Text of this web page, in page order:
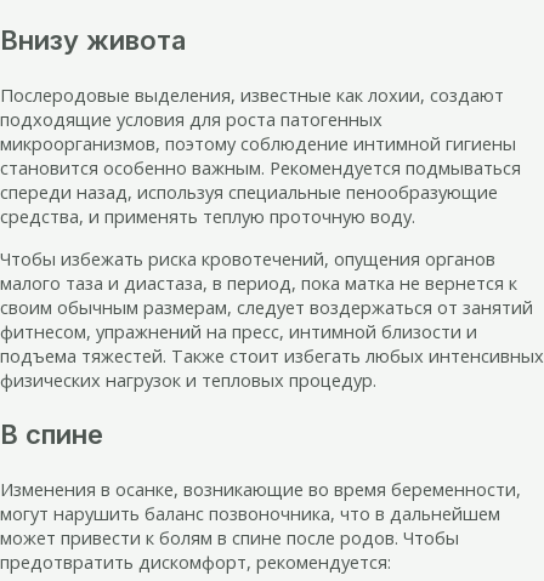
Внизу живота
Послеродовые выделения, известные как лохии, создают
подходящие условия для роста патогенных
микроорганизмов, поэтому соблюдение интимной гигиены
становится особенно важным. Рекомендуется подмываться
спереди назад, используя специальные пенообразующие
средства, и применять теплую проточную воду.
Чтобы избежать риска кровотечений, опущения органов
малого таза и диастаза, в период, пока матка не вернется к
своим обычным размерам, следует воздержаться от занятий
фитнесом, упражнений на пресс, интимной близости и
подъема тяжестей. Также стоит избегать любых интенсивных
физических нагрузок и тепловых процедур.
В спине
Изменения в осанке, возникающие во время беременности,
могут нарушить баланс позвоночника, что в дальнейшем
может привести к болям в спине после родов. Чтобы
предотвратить дискомфорт, рекомендуется: